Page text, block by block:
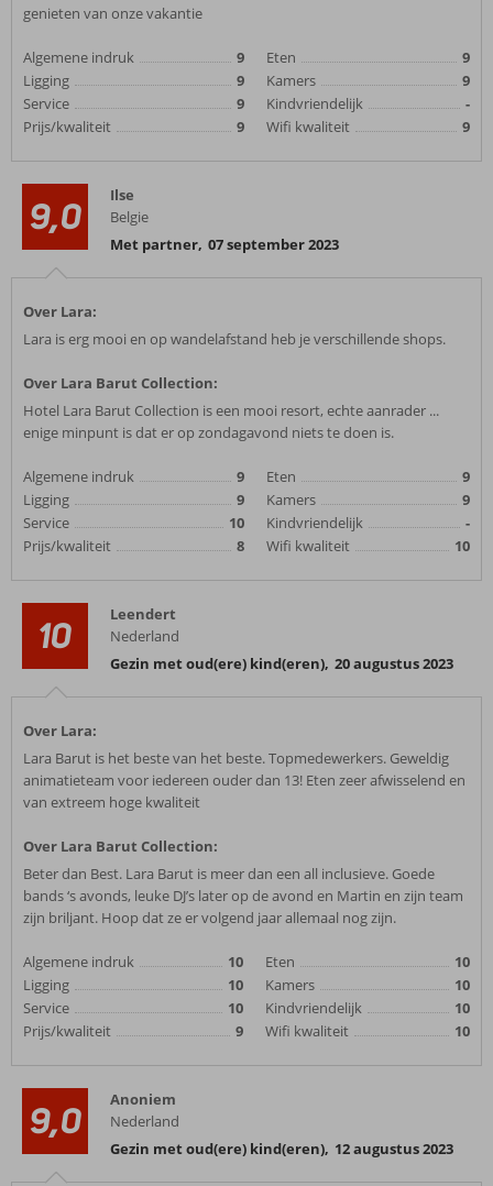
genieten van onze vakantie
Algemene indruk
9
Ligging
9
Service
9
Prijs/kwaliteit
9
Eten
9
Kamers
9
Kindvriendelijk
-
Wifi kwaliteit
9
9,0
Ilse
Belgie
Met partner, 07 september 2023
Over Lara:
Lara is erg mooi en op wandelafstand heb je verschillende shops.
Over Lara Barut Collection:
Hotel Lara Barut Collection is een mooi resort, echte aanrader ...
enige minpunt is dat er op zondagavond niets te doen is.
Algemene indruk
9
Ligging
9
Service
10
Prijs/kwaliteit
8
Eten
9
Kamers
9
Kindvriendelijk
-
Wifi kwaliteit
10
10
Leendert
Nederland
Gezin met oud(ere) kind(eren), 20 augustus 2023
Over Lara:
Lara Barut is het beste van het beste. Topmedewerkers. Geweldig
animatieteam voor iedereen ouder dan 13! Eten zeer afwisselend en
van extreem hoge kwaliteit
Over Lara Barut Collection:
Beter dan Best. Lara Barut is meer dan een all inclusieve. Goede
bands ‘s avonds, leuke DJ’s later op de avond en Martin en zijn team
zijn briljant. Hoop dat ze er volgend jaar allemaal nog zijn.
Algemene indruk
10
Ligging
10
Service
10
Prijs/kwaliteit
9
Eten
10
Kamers
10
Kindvriendelijk
10
Wifi kwaliteit
10
9,0
Anoniem
Nederland
Gezin met oud(ere) kind(eren), 12 augustus 2023